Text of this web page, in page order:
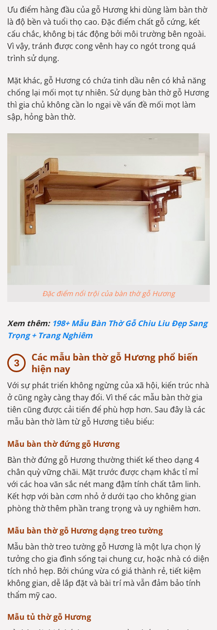
Ưu điểm hàng đầu của gỗ Hương khi dùng làm bàn thờ
là độ bền và tuổi thọ cao. Đặc điểm chất gỗ cứng, kết
cấu chắc, không bị tác động bởi môi trường bên ngoài.
Vì vậy, tránh được cong vênh hay co ngót trong quá
trình sử dụng.
Mặt khác, gỗ Hương có chứa tinh dầu nên có khả năng
chống lại mối mọt tự nhiên. Sử dụng bàn thờ gỗ Hương
thì gia chủ không cần lo ngại về vấn đề mối mọt làm
sập, hỏng bàn thờ.
Đặc điểm nổi trội của bàn thờ gỗ Hương
Xem thêm: 198+ Mẫu Bàn Thờ Gỗ Chiu Liu Đẹp Sang
Trọng + Trang Nghiêm
Các mẫu bàn thờ gỗ Hương phổ biến
hiện nay
Với sự phát triển không ngừng của xã hội, kiến trúc nhà
ở cũng ngày càng thay đổi. Vì thế các mẫu bàn thờ gia
tiên cũng được cải tiến để phù hợp hơn. Sau đây là các
mẫu bàn thờ làm từ gỗ Hương tiêu biểu:
Mẫu bàn thờ đứng gỗ Hương
Bàn thờ đứng gỗ Hương thường thiết kế theo dạng 4
chân quỳ vững chãi. Mặt trước được chạm khắc tỉ mỉ
với các hoa văn sắc nét mang đậm tính chất tâm linh.
Kết hợp với bàn cơm nhỏ ở dưới tạo cho không gian
phòng thờ thêm phần trang trọng và uy nghiêm hơn.
Mẫu bàn thờ gỗ Hương dạng treo tường
Mẫu bàn thờ treo tường gỗ Hương là một lựa chọn lý
tưởng cho gia đình sống tại chung cư, hoặc nhà có diện
tích nhỏ hẹp. Bởi chúng vừa có giá thành rẻ, tiết kiệm
không gian, dễ lắp đặt và bài trí mà vẫn đảm bảo tính
thẩm mỹ cao.
Mẫu tủ thờ gỗ Hương